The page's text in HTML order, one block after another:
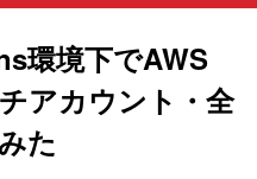
環境下でAWS
アカウント・全
た